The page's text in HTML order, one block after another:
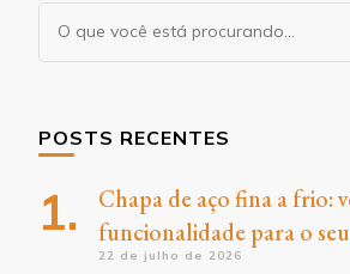
Procurando
algo?
POSTS RECENTES
Chapa de aço fina a frio:
funcionalidade para o
22 de julho de 2026